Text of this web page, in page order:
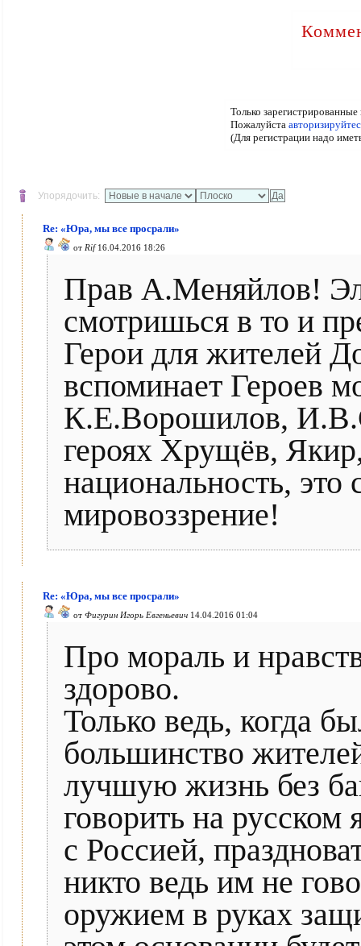
Только
Пожалуйста
(Для регистрации надо
Упорядочить:
Re: «Юра, мы все просрали»
от Rif16.04.2016 18:26
Прав А.Меняйлов!
смотришься в то и
Герои для жителей
вспоминает Героев
К.Е.Ворошилов,
героях Хрущёв,
национальность, это
мировоззрение!
Re: «Юра, мы все просрали»
от Фигурин Игорь Евгеньевич 14.04.2016 01:04
Про мораль и
здорово.
Только ведь, когда
большинство
лучшую жизнь без
говорить на русском
с Россией,
никто ведь им не
оружием в руках